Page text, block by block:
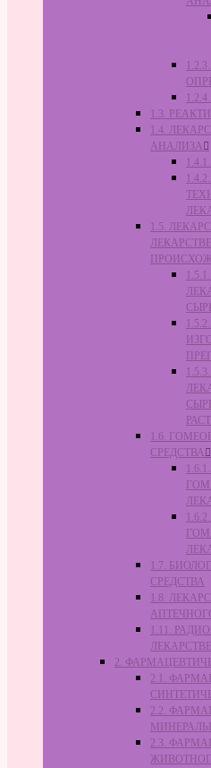
1.3.
1.4.
АНАЛИЗА
1.5.
1.6.
СРЕДСТВА
1.7.
СРЕДСТВА
1.8.
1.11.
2.
2.1.
2.2.
2.3.